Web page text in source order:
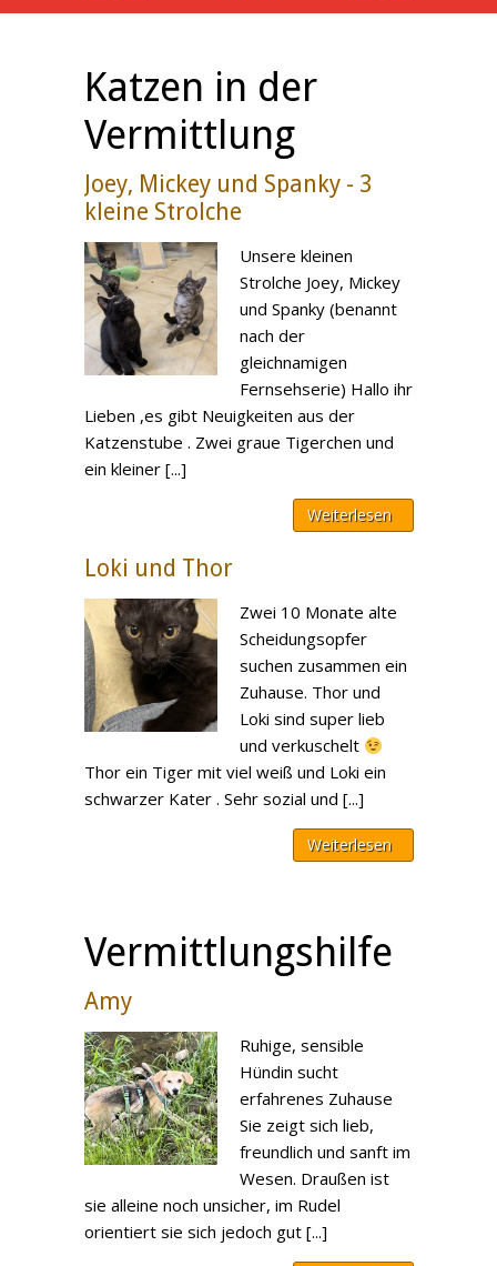
Katzen in der
Vermittlung
Joey, Mickey und Spanky - 3
kleine Strolche
Unsere kleinen
Strolche Joey, Mickey
und Spanky (benannt
nach der
gleichnamigen
Fernsehserie) Hallo ihr
Lieben ,es gibt Neuigkeiten aus der
Katzenstube . Zwei graue Tigerchen und
ein kleiner [...]
Weiterlesen
Loki und Thor
Zwei 10 Monate alte
Scheidungsopfer
suchen zusammen ein
Zuhause. Thor und
Loki sind super lieb
und verkuschelt
Thor ein Tiger mit viel weiß und Loki ein
schwarzer Kater . Sehr sozial und [...]
Weiterlesen
Vermittlungshilfe
Amy
Ruhige, sensible
Hündin sucht
erfahrenes Zuhause
Sie zeigt sich lieb,
freundlich und sanft im
Wesen. Draußen ist
sie alleine noch unsicher, im Rudel
orientiert sie sich jedoch gut [...]